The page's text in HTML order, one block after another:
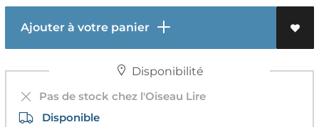
Ajouter à votre panier
Disponibilité
Pas de stock chez l'Oiseau Lire
Disponible